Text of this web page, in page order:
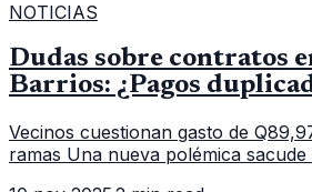
NOTICIAS
Dudas sobre contratos
Barrios: ¿Pagos
Vecinos cuestionan gasto de
ramas Una nueva polémica